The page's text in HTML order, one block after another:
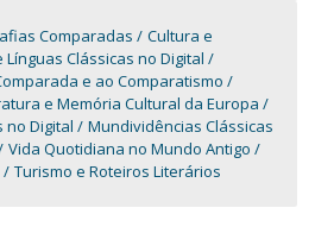
Comparadas
Cultura e
Línguas Clássicas no Digital
e ao Comparatismo
e Memória Cultural da Europa
no Digital
Mundividências Clássicas
Vida Quotidiana no Mundo Antigo
Turismo e Roteiros Literários